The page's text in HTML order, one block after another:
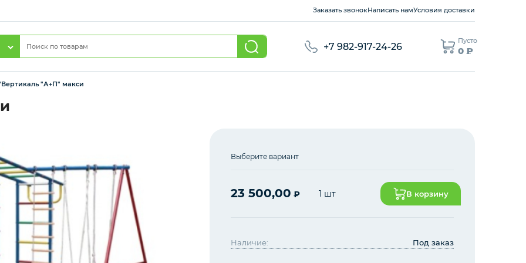
Заказать звонокНаписать намУсловия доставки
+7 982-917-24-26
Пусто
0 ₽
"А+П" макси
Выберите вариант
23 500,00 ₽ 1 шт В корзину
Наличие: Под заказ